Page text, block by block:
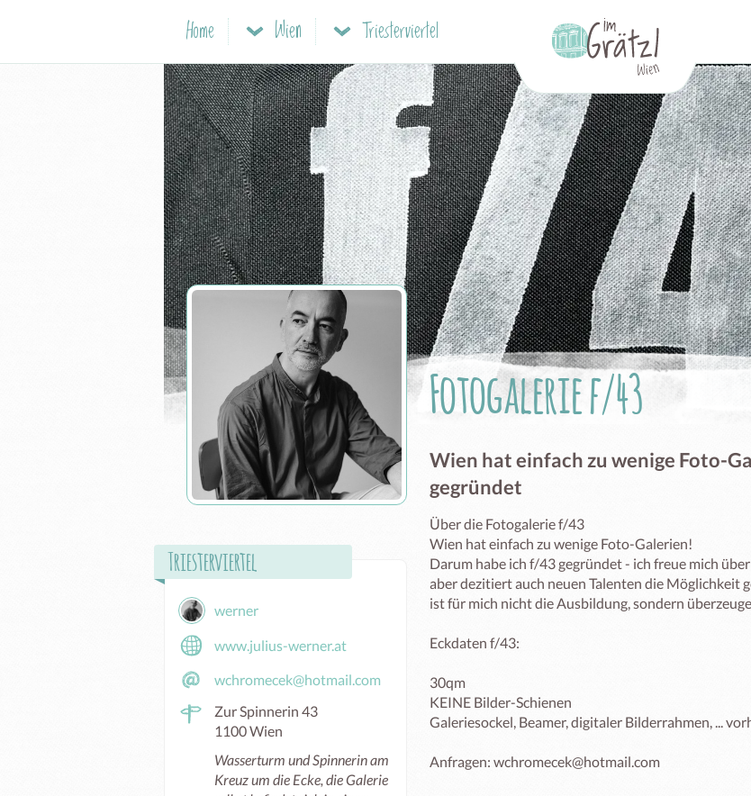
Home Wien Triesterviertel
Fotogalerie f/43
Wien hat einfach zu wenige Foto-
gegründet
Über die Fotogalerie f/43
Wien hat einfach zu wenige Foto-Galerien!
Darum habe ich f/43 gegründet - ich freue mich
aber dezitiert auch neuen Talenten die Möglichkeit
ist für mich nicht die Ausbildung, sondern
Eckdaten f/43:
30qm
KEINE Bilder-Schienen
Galeriesockel, Beamer, digitaler Bilderrahmen, ...
Anfragen: wchromecek@hotmail.com
Triesterviertel
werner
www.julius-werner.at
wchromecek@hotmail.com
Zur Spinnerin 43
1100 Wien
Wasserturm und Spinnerin am
Kreuz um die Ecke, die Galerie